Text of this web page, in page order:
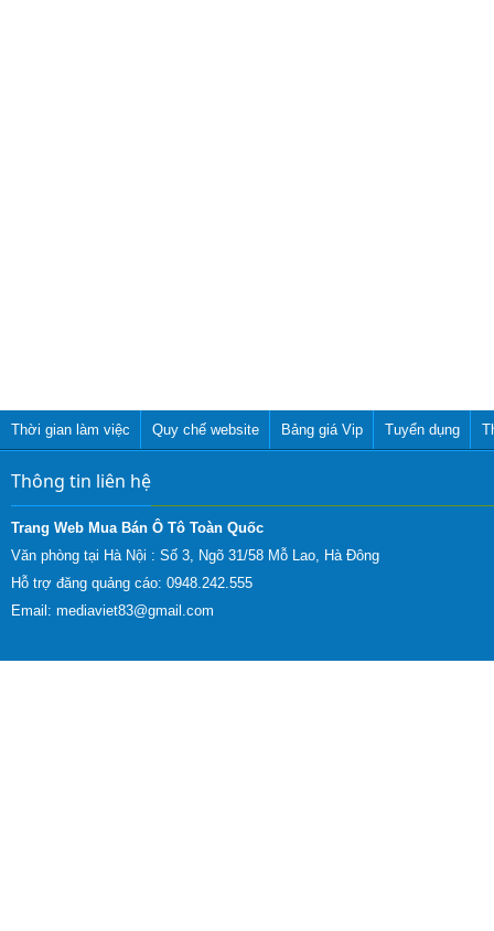
Thời gian làm việc Quy chế website Bảng giá Vip Tuyển dụng
Thông tin liên hệ
Trang Web Mua Bán Ô Tô Toàn Quốc
Văn phòng tại Hà Nội : Số 3, Ngõ 31/58 Mỗ Lao, Hà Đông
Hỗ trợ đăng quảng cáo: 0948.242.555
Email: mediaviet83@gmail.com